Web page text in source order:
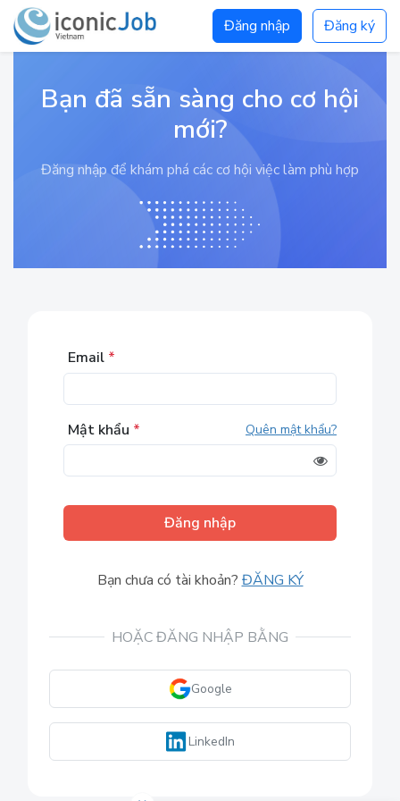
Đăng nhập Đăng ký
Bạn đã sẵn sàng cho cơ hội
mới?
Đăng nhập để khám phá các cơ hội việc làm phù hợp
Email *
Mật khẩu * Quên mật khẩu?
Đăng nhập
Bạn chưa có tài khoản? ĐĂNG KÝ
HOẶC ĐĂNG NHẬP BẰNG
Google
LinkedIn